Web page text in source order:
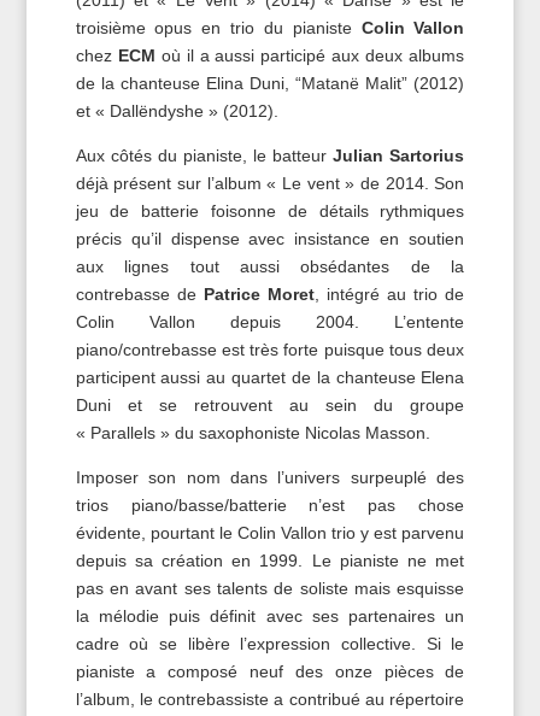
troisième opus en trio du pianiste Colin Vallon
chezECM où il a aussi participé aux deux albums
de la chanteuse Elina Duni, “Matanë Malit” (2012)
et « Dallёndyshe » (2012).
Aux côtés du pianiste, le batteurJulian Sartorius
déjà présent sur l’album « Le vent » de 2014. Son
jeu de batterie foisonne de détails rythmiques
précis qu’il dispense avec insistance en soutien
aux lignes tout aussi obsédantes de la
contrebasse de Patrice Moret, intégré au trio de
Colin Vallon depuis 2004. L’entente
piano/contrebasse est très forte puisque tous deux
participent aussi au quartet de la chanteuse Elena
Duni et se retrouvent au sein du groupe
« Parallels » du saxophoniste Nicolas Masson.
Imposer son nom dans l’univers surpeuplé des
trios piano/basse/batterie n’est pas chose
évidente, pourtant le Colin Vallon trio y est parvenu
depuis sa création en 1999. Le pianiste ne met
pas en avant ses talents de soliste mais esquisse
la mélodie puis définit avec ses partenaires un
cadre où se libère l’expression collective. Si le
pianiste a composé neuf des onze pièces de
l’album, le contrebassiste a contribué au répertoire